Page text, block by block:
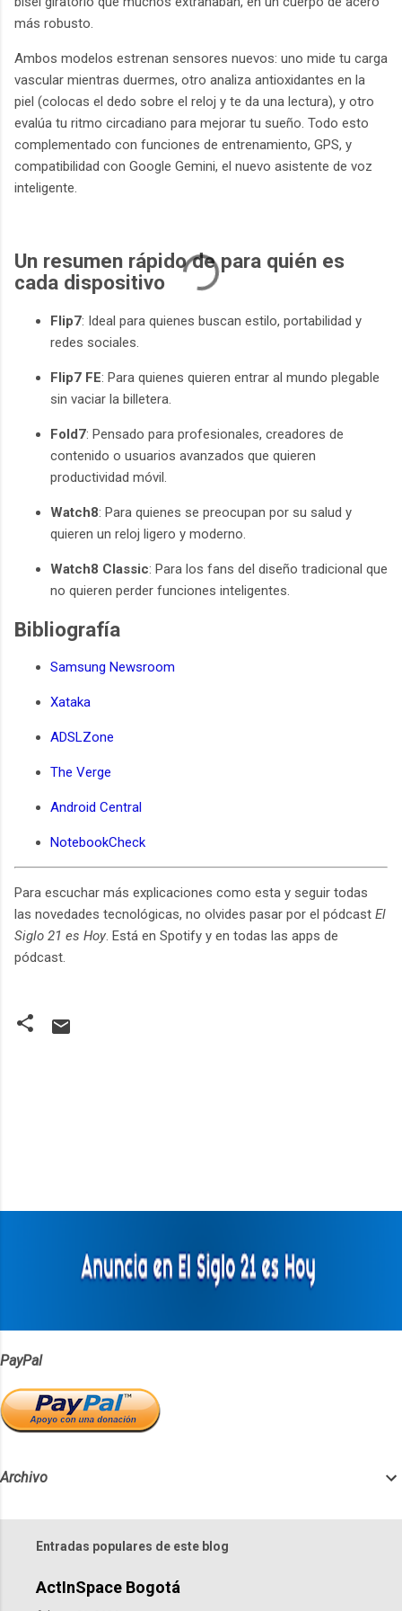
más robusto.
Ambos modelos estrenan sensores nuevos: uno mide tu carga
vascular mientras duermes, otro analiza antioxidantes en la
piel (colocas el dedo sobre el reloj y te da una lectura), y otro
evalúa tu ritmo circadiano para mejorar tu sueño. Todo esto
complementado con funciones de entrenamiento, GPS, y
compatibilidad con Google Gemini, el nuevo asistente de voz
inteligente.
Un resumen rápido de para quién es
cada dispositivo
Flip7: Ideal para quienes buscan estilo, portabilidad y
redes sociales.
Flip7 FE: Para quienes quieren entrar al mundo plegable
sin vaciar la billetera.
Fold7: Pensado para profesionales, creadores de
contenido o usuarios avanzados que quieren
productividad móvil.
Watch8: Para quienes se preocupan por su salud y
quieren un reloj ligero y moderno.
Watch8 Classic: Para los fans del diseño tradicional que
no quieren perder funciones inteligentes.
Bibliografía
Samsung Newsroom
Xataka
ADSLZone
The Verge
Android Central
NotebookCheck
Para escuchar más explicaciones como esta y seguir todas
las novedades tecnológicas, no olvides pasar por el pódcast El
Siglo 21 es Hoy. Está en Spotify y en todas las apps de
pódcast.
PayPal
Archivo
Entradas populares de este blog
ActInSpace Bogotá